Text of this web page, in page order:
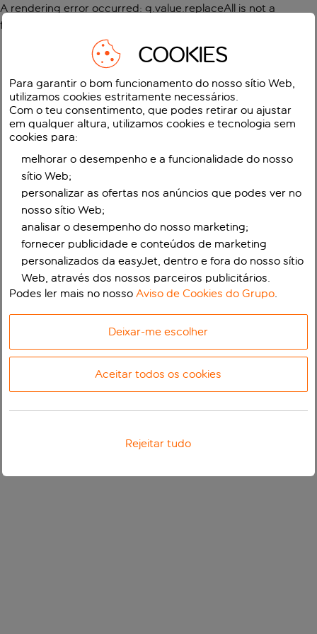
A rendering error occurred: g.value.replaceAll is not a
function
COOKIES
Para garantir o bom funcionamento do nosso sítio Web,
utilizamos cookies estritamente necessários.
Com o teu consentimento, que podes retirar ou ajustar
em qualquer altura, utilizamos cookies e tecnologia sem
cookies para:
melhorar o desempenho e a funcionalidade do nosso
sítio Web;
personalizar as ofertas nos anúncios que podes ver no
nosso sítio Web;
analisar o desempenho do nosso marketing;
fornecer publicidade e conteúdos de marketing
personalizados da easyJet, dentro e fora do nosso sítio
Web, através dos nossos parceiros publicitários.
Podes ler mais no nossoAviso de Cookies do Grupo.
Deixar-me escolher
Aceitar todos os cookies
Rejeitar tudo